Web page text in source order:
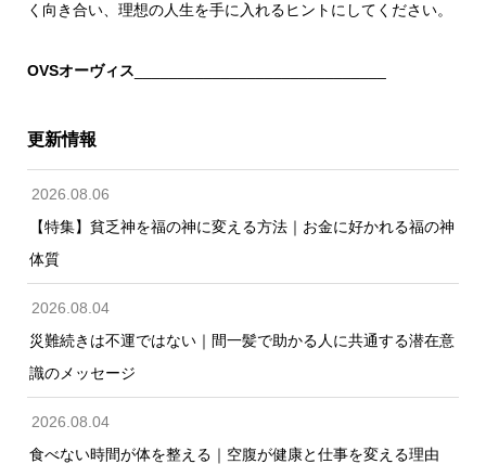
く向き合い、理想の人生を手に入れるヒントにしてください。
OVSオーヴィス
更新情報
2026.08.06
【特集】貧乏神を福の神に変える方法｜お金に好かれる福の神
体質
2026.08.04
災難続きは不運ではない｜間一髪で助かる人に共通する潜在意
識のメッセージ
2026.08.04
食べない時間が体を整える｜空腹が健康と仕事を変える理由